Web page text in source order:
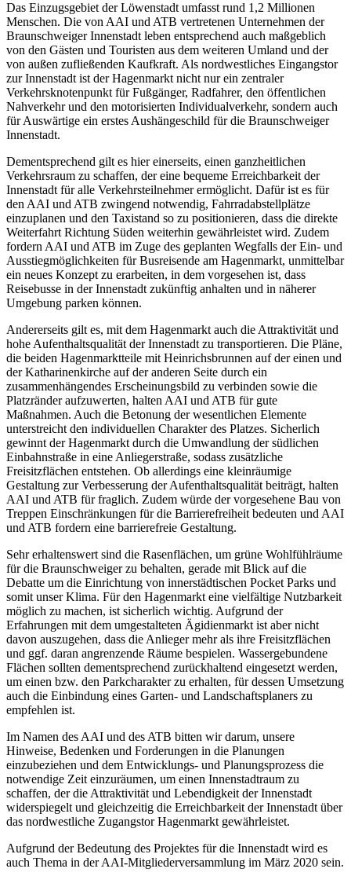
Das Einzugsgebiet der Löwenstadt umfasst rund 1,2 Millionen
Menschen. Die von AAI und ATB vertretenen Unternehmen der
Braunschweiger Innenstadt leben entsprechend auch maßgeblich
von den Gästen und Touristen aus dem weiteren Umland und der
von außen zufließenden Kaufkraft. Als nordwestliches Eingangstor
zur Innenstadt ist der Hagenmarkt nicht nur ein zentraler
Verkehrsknotenpunkt für Fußgänger, Radfahrer, den öffentlichen
Nahverkehr und den motorisierten Individualverkehr, sondern auch
für Auswärtige ein erstes Aushängeschild für die Braunschweiger
Innenstadt.
Dementsprechend gilt es hier einerseits, einen ganzheitlichen
Verkehrsraum zu schaffen, der eine bequeme Erreichbarkeit der
Innenstadt für alle Verkehrsteilnehmer ermöglicht. Dafür ist es für
den AAI und ATB zwingend notwendig, Fahrradabstellplätze
einzuplanen und den Taxistand so zu positionieren, dass die direkte
Weiterfahrt Richtung Süden weiterhin gewährleistet wird. Zudem
fordern AAI und ATB im Zuge des geplanten Wegfalls der Ein- und
Ausstiegmöglichkeiten für Busreisende am Hagenmarkt, unmittelbar
ein neues Konzept zu erarbeiten, in dem vorgesehen ist, dass
Reisebusse in der Innenstadt zukünftig anhalten und in näherer
Umgebung parken können.
Andererseits gilt es, mit dem Hagenmarkt auch die Attraktivität und
hohe Aufenthaltsqualität der Innenstadt zu transportieren. Die Pläne,
die beiden Hagenmarktteile mit Heinrichsbrunnen auf der einen und
der Katharinenkirche auf der anderen Seite durch ein
zusammenhängendes Erscheinungsbild zu verbinden sowie die
Platzränder aufzuwerten, halten AAI und ATB für gute
Maßnahmen. Auch die Betonung der wesentlichen Elemente
unterstreicht den individuellen Charakter des Platzes. Sicherlich
gewinnt der Hagenmarkt durch die Umwandlung der südlichen
Einbahnstraße in eine Anliegerstraße, sodass zusätzliche
Freisitzflächen entstehen. Ob allerdings eine kleinräumige
Gestaltung zur Verbesserung der Aufenthaltsqualität beiträgt, halten
AAI und ATB für fraglich. Zudem würde der vorgesehene Bau von
Treppen Einschränkungen für die Barrierefreiheit bedeuten und AAI
und ATB fordern eine barrierefreie Gestaltung.
Sehr erhaltenswert sind die Rasenflächen, um grüne Wohlfühlräume
für die Braunschweiger zu behalten, gerade mit Blick auf die
Debatte um die Einrichtung von innerstädtischen Pocket Parks und
somit unser Klima. Für den Hagenmarkt eine vielfältige Nutzbarkeit
möglich zu machen, ist sicherlich wichtig. Aufgrund der
Erfahrungen mit dem umgestalteten Ägidienmarkt ist aber nicht
davon auszugehen, dass die Anlieger mehr als ihre Freisitzflächen
und ggf. daran angrenzende Räume bespielen. Wassergebundene
Flächen sollten dementsprechend zurückhaltend eingesetzt werden,
um einen bzw. den Parkcharakter zu erhalten, für dessen Umsetzung
auch die Einbindung eines Garten- und Landschaftsplaners zu
empfehlen ist.
Im Namen des AAI und des ATB bitten wir darum, unsere
Hinweise, Bedenken und Forderungen in die Planungen
einzubeziehen und dem Entwicklungs- und Planungsprozess die
notwendige Zeit einzuräumen, um einen Innenstadtraum zu
schaffen, der die Attraktivität und Lebendigkeit der Innenstadt
widerspiegelt und gleichzeitig die Erreichbarkeit der Innenstadt über
das nordwestliche Zugangstor Hagenmarkt gewährleistet.
Aufgrund der Bedeutung des Projektes für die Innenstadt wird es
auch Thema in der AAI-Mitgliederversammlung im März 2020 sein.